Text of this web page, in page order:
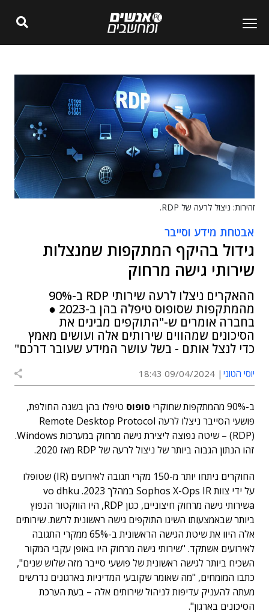
זהירות: ניצול לרעה של RDP.
אבטחת מידע וסייבר
גידול בהיקף המתקפות שמנצלות
שירותי גישה מרחוק
ההאקרים ניצלו לרעה שירותי RDP ב-90%
מהמתקפות שסופוס טיפלה בהן ב-2023 ●
בחברה אומרים ש-"התוקפים מבינים את
הסיכונים שמהווים שירותים אלה ועושים מאמץ
כדי לנצל אותם - בשל עושר המידע שעובר דרכם"
יוסי הטוני 09/04/2024 18:43
ב-90% מהמתקפות שחוקרי סופוס טיפלו בהן בשנה החולפת,
פושעי הסייבר ניצלו לרעה Remote Desktop Protocol
(RDP) – שיטה נפוצה ליצירת גישה מרחוק במערכות Windows.
זהו הנתון הגבוה ביותר של ניצול לרעה של RDP מאז 2020.
החוקרים ניתחו יותר מ-150 מקרי תגובה לאירועים (IR) שטופלו
על ידי צוות Sophos X-Ops IR במהלך 2023. vo dhku
aשירותי גישה מרחוק חיצוניים, כגון RDP, היו הווקטור הנפוץ
ביותר שבאמצעותו השיגו התוקפים גישה ראשונית לרשת. שירותים
אלה היוו את שיטת הגישה הראשונית ב-65% ממקרי התגובה
לאירועים אשתקד. "שירותי גישה מרחוק היו באופן עקבי המקור
השכיח ביותר לגישה ראשונית של פושעי סייבר מזה שלוש שנים",
כתבו המומחים, "מה שאומר שקובעי המדיניות בארגונים נדרשים
מעתה להעניק עדיפות לניהול שירותים אלה – בעת הערכת
הסיכונים בארגון".